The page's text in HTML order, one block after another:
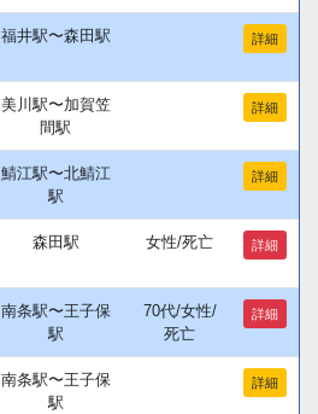
福井駅〜森田駅 詳細
美川駅〜加賀笠
間駅
詳細
鯖江駅〜北鯖江
駅
詳細
森田駅 女性/死亡 詳細
南条駅〜王子保
駅
70代/女性/
死亡
詳細
南条駅〜王子保
駅
詳細